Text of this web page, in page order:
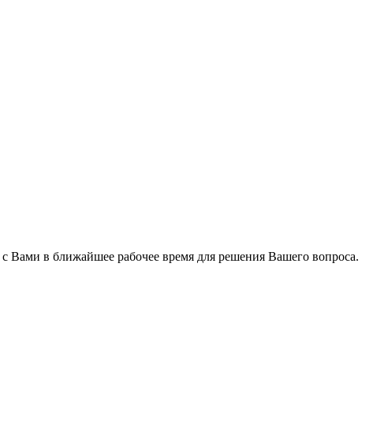
Вами в ближайшее рабочее время для решения Вашего вопроса.